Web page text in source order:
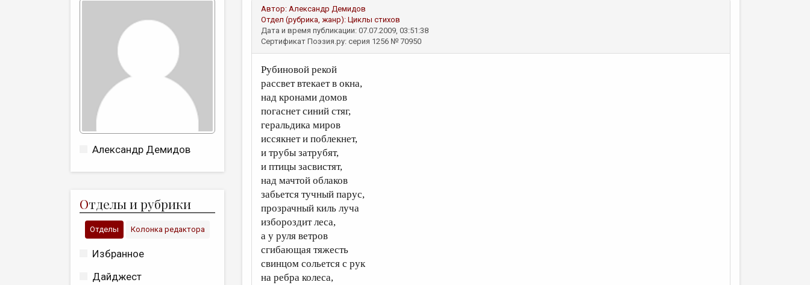
Александр Демидов
Отделы и рубрики
Отделы Колонка редактора
Избранное
Дайджест
Автор: Александр Демидов
Отдел (рубрика, жанр): Циклы стихов
Дата и время публикации: 07.07.2009, 03:51:38
Сертификат Поэзия.ру: серия 1256 № 70950
Рубиновой рекой
рассвет втекает в окна,
над кронами домов
погаснет синий стяг,
геральдика миров
иссякнет и поблекнет,
и трубы затрубят,
и птицы засвистят,
над мачтой облаков
забьется тучный парус,
прозрачный киль луча
избороздит леса,
а у руля ветров
сгибающая тяжесть
свинцом сольется с рук
на ребра колеса,